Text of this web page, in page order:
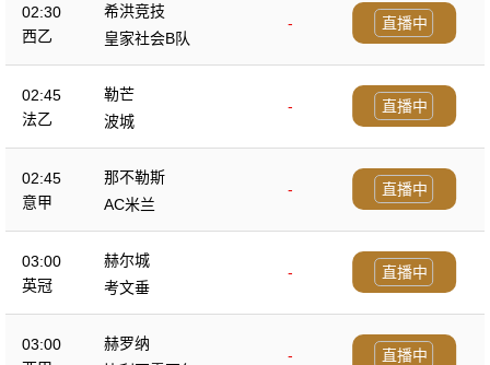
02:30
西乙
希洪竞技
-
皇家社会B队
直播中
02:45
法乙
勒芒
-
波城
直播中
02:45
意甲
那不勒斯
-
AC米兰
直播中
03:00
英冠
赫尔城
-
考文垂
直播中
03:00
赫罗纳
-
直播中